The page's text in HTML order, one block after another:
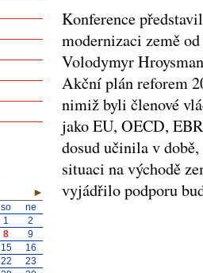
Konference
modernizaci země
Volodymyr
Akční plán reforem
nimiž byli členové
jako EU, OECD,
dosud učinila v
situaci na východě
vyjádřilo podporu
►
so
ne
1
2
8
9
15
16
22
23